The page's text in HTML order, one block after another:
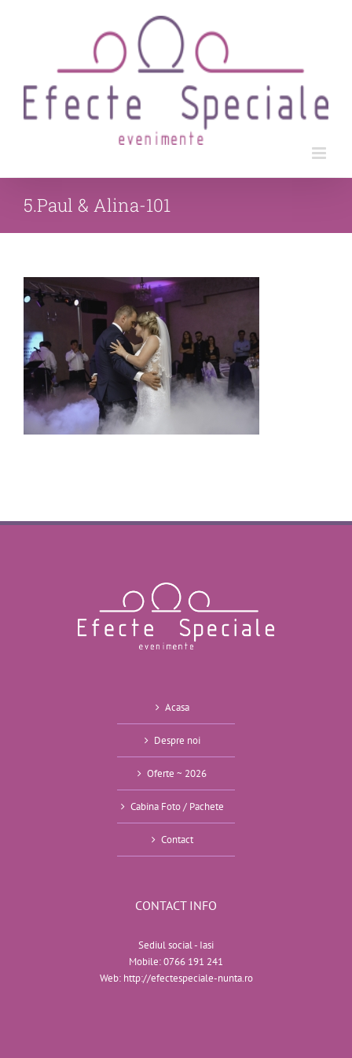
5.Paul & Alina-101
Acasa
Despre noi
Oferte ~ 2026
Cabina Foto / Pachete
Contact
CONTACT INFO
Sediul social - Iasi
Mobile:0766 191 241
Web: http://efectespeciale-nunta.ro